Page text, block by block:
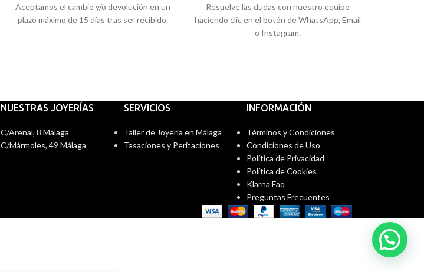
Aceptamos el cambio y/o devolución en un
plazo máximo de 15 días tras ser recibido.
Resuelve las dudas con nuestro equipo
haciendo clic en el botón de WhatsApp, Email
o Instagram.
NUESTRAS JOYERÍAS
C/Arenal, 8 Málaga
C/Mármoles, 49 Málaga
SERVICIOS
Taller de Joyería en Málaga
Tasaciones y Peritaciones
INFORMACIÓN
Términos y Condiciones
Condiciones de Uso
Política de Privacidad
Política de Cookies
Klarna Faq
Preguntas Frecuentes